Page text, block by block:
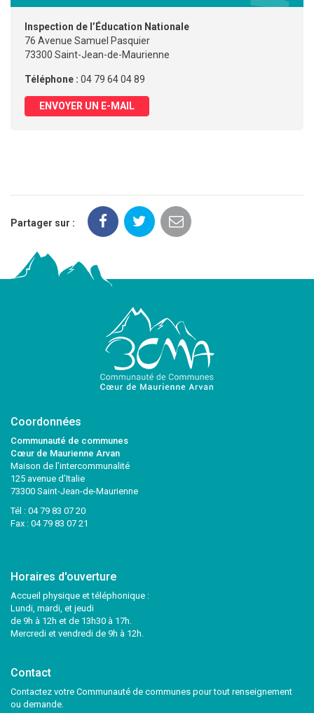
Inspection de l’Éducation Nationale
76 Avenue Samuel Pasquier
73300 Saint-Jean-de-Maurienne
Téléphone : 04 79 64 04 89
ENVOYER UN E-MAIL
Partager sur :
Coordonnées
Communauté de communes
Cœur de Maurienne Arvan
Maison de l’intercommunalité
125 avenue d’Italie
73300 Saint-Jean-de-Maurienne
Tél : 04 79 83 07 20
Fax : 04 79 83 07 21
Horaires d'ouverture
Accueil physique et téléphonique :
Lundi, mardi, et jeudi
de 9h à 12h et de 13h30 à 17h.
Mercredi et vendredi de 9h à 12h.
Contact
Contactez votre Communauté de communes pour tout renseignement
ou demande.